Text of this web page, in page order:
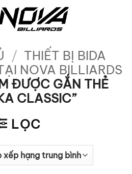
/ THIẾT BỊ BIDA
NOVA BILLIARDS
ĐƯỢC GẮN THẺ
CLASSIC”
LỌC